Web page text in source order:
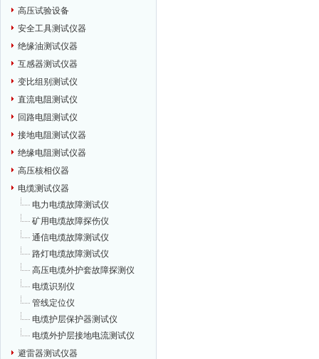
高压试验设备
安全工具测试仪器
绝缘油测试仪器
互感器测试仪器
变比组别测试仪
直流电阻测试仪
回路电阻测试仪
接地电阻测试仪器
绝缘电阻测试仪器
高压核相仪器
电缆测试仪器
电力电缆故障测试仪
矿用电缆故障探伤仪
通信电缆故障测试仪
路灯电缆故障测试仪
高压电缆外护套故障探测仪
电缆识别仪
管线定位仪
电缆护层保护器测试仪
电缆外护层接地电流测试仪
避雷器测试仪器